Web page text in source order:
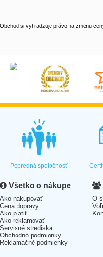
Obchod si vyhradzuje právo na zmenu
Popredná spoločnosť
Všetko o nákupe
Ako nakupovať
Cena dopravy
Ako platiť
Ako reklamovať
Servisné strediská
Obchodné podmienky
Reklamačné podmienky
O